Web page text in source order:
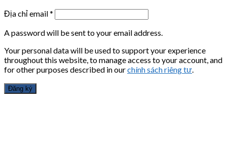
Địa chỉ email*
A password will be sent to your email address.
Your personal data will be used to support your experience
throughout this website, to manage access to your account, and
for other purposes described in ourchính sách riêng tư.
Đăng ký